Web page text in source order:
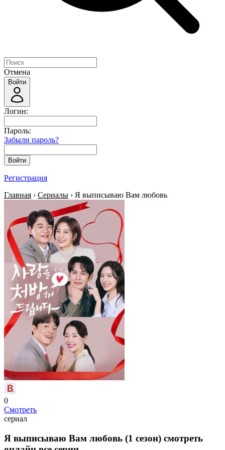
Отмена
Войти
Логин:
Пароль:
Забыли пароль?
Войти
Регистрация
Главная › Сериалы › Я выписываю Вам любовь
0
Смотреть
сериал
Я выписываю Вам любовь (1 сезон) смотреть